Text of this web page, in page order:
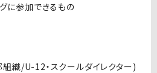
に参加できるもの
組織/U-12・スクールダイレクター)